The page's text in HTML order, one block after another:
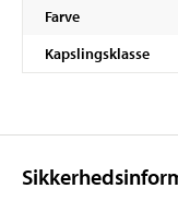
Farve
Kapslingsklasse